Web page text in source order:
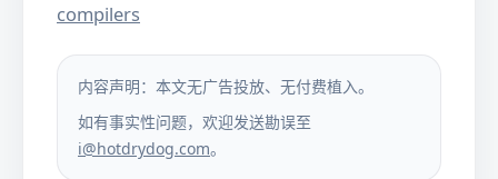
compilers
内容声明：本文无广告投放、无付费植入。
如有事实性问题，欢迎发送勘误至
i@hotdrydog.com。